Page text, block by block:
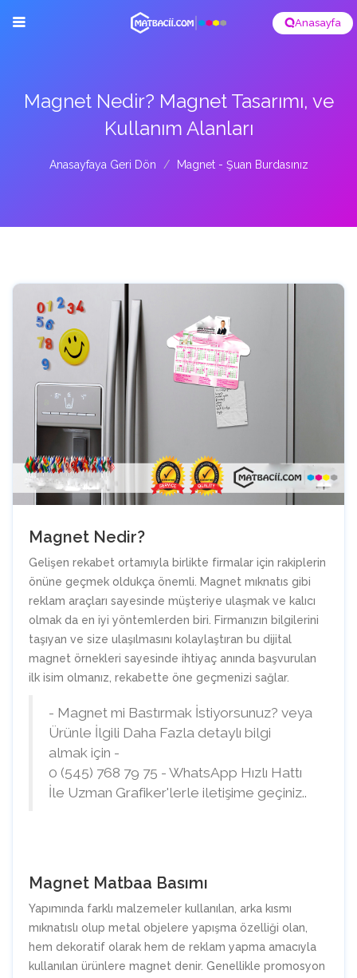
Anasayfa
Magnet Nedir? Magnet Tasarımı, ve
Kullanım Alanları
Anasayfaya Geri Dön Magnet - Şuan Burdasınız
Magnet Nedir?
Gelişen rekabet ortamıyla birlikte firmalar için rakiplerin
önüne geçmek oldukça önemli. Magnet mıknatıs gibi
reklam araçları sayesinde müşteriye ulaşmak ve kalıcı
olmak da en iyi yöntemlerden biri. Firmanızın bilgilerini
taşıyan ve size ulaşılmasını kolaylaştıran bu dijital
magnet örnekleri sayesinde ihtiyaç anında başvurulan
ilk isim olmanız, rekabette öne geçmenizi sağlar.
- Magnet mi Bastırmak İstiyorsunuz? veya
Ürünle İlgili Daha Fazla detaylı bilgi
almak için -
0 (545) 768 79 75 - WhatsApp Hızlı Hattı
İle Uzman Grafiker'lerle iletişime geçiniz..
Magnet Matbaa Basımı
Yapımında farklı malzemeler kullanılan, arka kısmı
mıknatıslı olup metal objelere yapışma özelliği olan,
hem dekoratif olarak hem de reklam yapma amacıyla
kullanılan ürünlere magnet denir. Genellikle promosyon